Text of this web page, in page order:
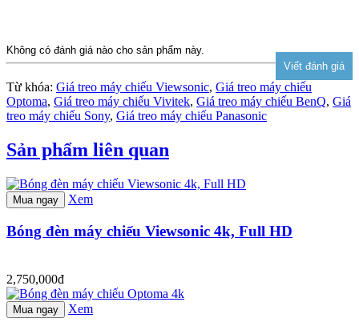
Không có đánh giá nào cho sản phẩm này.
Từ khóa: Giá treo máy chiếu Viewsonic, Giá treo máy chiếu
Optoma, Giá treo máy chiếu Vivitek, Giá treo máy chiếu BenQ, Giá
treo máy chiếu Sony, Giá treo máy chiếu Panasonic
Sản phẩm liên quan
Mua ngay Xem
Bóng đèn máy chiếu Viewsonic 4k, Full HD
2,750,000đ
Mua ngay Xem